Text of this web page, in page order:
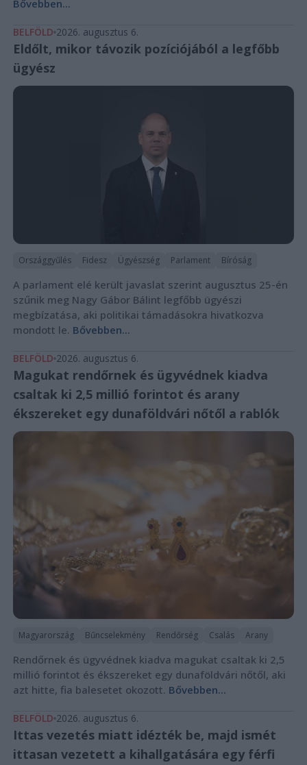
Bővebben...
BELFÖLD 2026. augusztus 6.
Eldőlt, mikor távozik pozíciójából a legfőbb
ügyész
Országgyűlés Fidesz Ügyészség Parlament Bíróság
A parlament elé került javaslat szerint augusztus 25-én
szűnik meg Nagy Gábor Bálint legfőbb ügyészi
megbízatása, aki politikai támadásokra hivatkozva
mondott le. Bővebben...
BELFÖLD 2026. augusztus 6.
Magukat rendőrnek és ügyvédnek kiadva
csaltak ki 2,5 millió forintot és arany
ékszereket egy dunaföldvári nőtől a rablók
Magyarország Bűncselekmény Rendőrség Csalás Arany
Rendőrnek és ügyvédnek kiadva magukat csaltak ki 2,5
millió forintot és ékszereket egy dunaföldvári nőtől, aki
azt hitte, fia balesetet okozott. Bővebben...
BELFÖLD 2026. augusztus 6.
Ittas vezetés miatt idézték be, majd ismét
ittasan vezetett a kihallgatására egy férfi